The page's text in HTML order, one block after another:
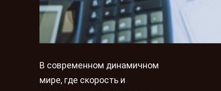
В современном динамичном
мире, где скорость и